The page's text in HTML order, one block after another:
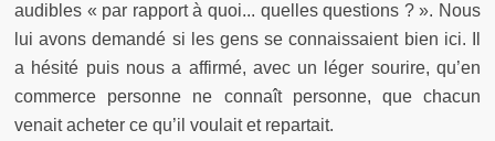
audibles « par rapport à quoi... quelles questions ? ». Nous
lui avons demandé si les gens se connaissaient bien ici. Il
a hésité puis nous a affirmé, avec un léger sourire, qu’en
commerce personne ne connaît personne, que chacun
venait acheter ce qu’il voulait et repartait.